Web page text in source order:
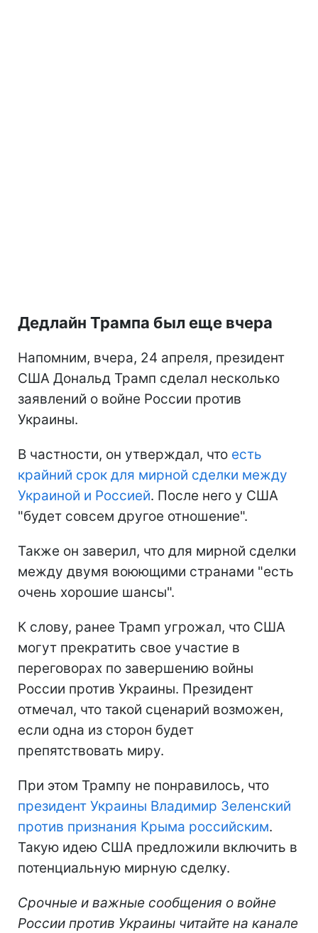
Дедлайн Трампа был еще вчера
Напомним, вчера, 24 апреля, президент
США Дональд Трамп сделал несколько
заявлений о войне России против
Украины.
В частности, он утверждал, что есть
крайний срок для мирной сделки между
Украиной и Россией. После него у США
"будет совсем другое отношение".
Также он заверил, что для мирной сделки
между двумя воюющими странами "есть
очень хорошие шансы".
К слову, ранее Трамп угрожал, что США
могут прекратить свое участие в
переговорах по завершению войны
России против Украины. Президент
отмечал, что такой сценарий возможен,
если одна из сторон будет
препятствовать миру.
При этом Трампу не понравилось, что
президент Украины Владимир Зеленский
против признания Крыма российским.
Такую идею США предложили включить в
потенциальную мирную сделку.
Срочные и важные сообщения о войне
России против Украины читайте на канале